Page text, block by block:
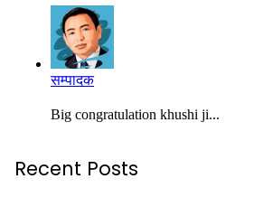
सम्पादक
Big congratulation khushi ji...
Recent Posts